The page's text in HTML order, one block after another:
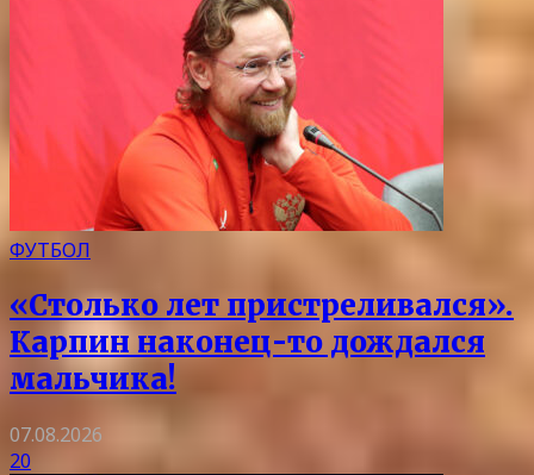
ФУТБОЛ
«Столько лет пристреливался».
Карпин наконец-то дождался
мальчика!
07.08.2026
20